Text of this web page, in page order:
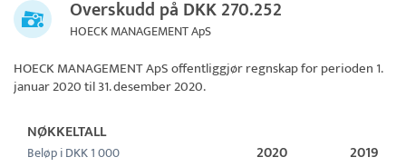
Overskudd på DKK 270.252
HOECK MANAGEMENT ApS
HOECK MANAGEMENT ApSoffentliggjør regnskap for perioden 1.
januar 2020 til 31. desember 2020.
NØKKELTALL
Beløp i DKK 1 000 2020 2019